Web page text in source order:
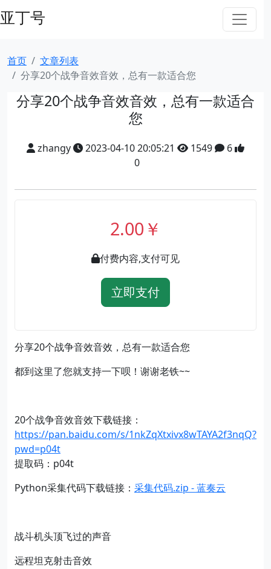
亚丁号
首页
文章列表
分享20个战争音效音效，总有一款适合您
分享20个战争音效音效，总有一款适合
您
zhangy 2023-04-10 20:05:21 1549
6
0
2.00￥
付费内容,支付可见
立即支付
分享20个战争音效音效，总有一款适合您
都到这里了您就支持一下呗！谢谢老铁~~
20个战争音效音效下载链接：
https://pan.baidu.com/s/1nkZqXtxivx8wTAYA2f3nqQ?
pwd=p04t
提取码：p04t
Python采集代码下载链接： 采集代码.zip - 蓝奏云
战斗机头顶飞过的声音
远程坦克射击音效